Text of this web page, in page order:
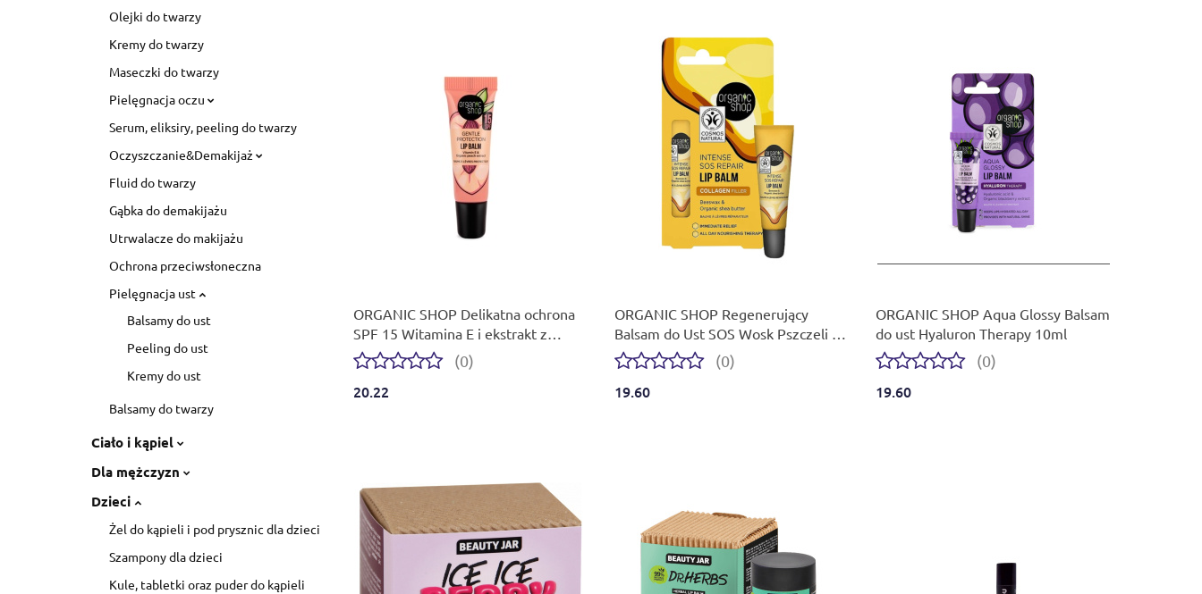
Olejki do twarzy
Kremy do twarzy
Maseczki do twarzy
Pielęgnacja oczu
Serum, eliksiry, peeling do twarzy
Oczyszczanie&Demakijaż
Fluid do twarzy
Gąbka do demakijażu
Utrwalacze do makijażu
Ochrona przeciwsłoneczna
Pielęgnacja ust
Balsamy do ust
Peeling do ust
Kremy do ust
Balsamy do twarzy
Ciało i kąpiel
Dla mężczyzn
Dzieci
Żel do kąpieli i pod prysznic dla dzieci
Szampony dla dzieci
Kule, tabletki oraz puder do kąpieli
ORGANIC SHOP Delikatna ochrona
SPF 15 Witamina E i ekstrakt z
brzoskwini balsam do ust 10 ml
(0)
20.22
ORGANIC SHOP Regenerujący
Balsam do Ust SOS Wosk Pszczeli i
Masło Shea 10 ml(0)
19.60
ORGANIC SHOP Aqua Glossy Balsam
do ust Hyaluron Therapy 10ml
(0)
19.60